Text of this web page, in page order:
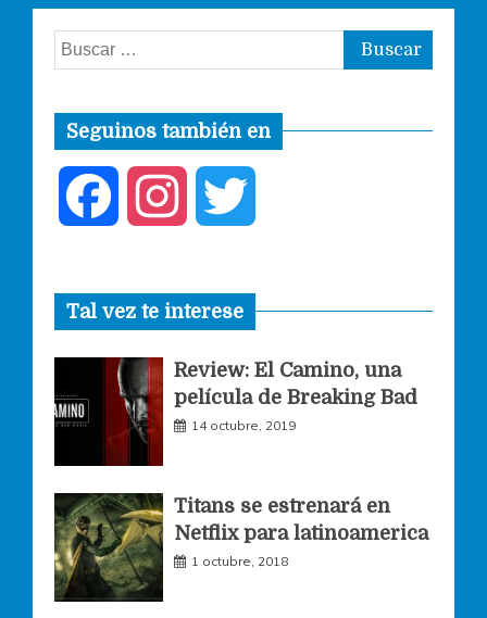
Buscar:
Seguinos también en
c
e
b
o
o
s
t
a
g
i
t
t
r
Tal vez te interese
Review: El Camino, una
película de Breaking Bad
14 octubre, 2019
Titans se estrenará en
Netflix para latinoamerica
1 octubre, 2018